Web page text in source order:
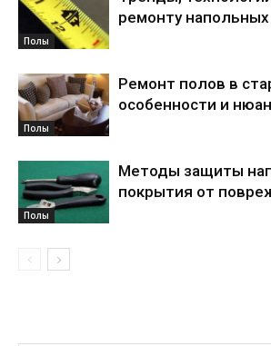
Полы
ремонту
Полы
Ремонт полов в
особенности и
Полы
Методы защиты
покрытия от